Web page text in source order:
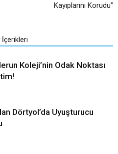
Kayıplarını Korudu”
İçerikleri
Koleji’nin Odak Noktası
Dörtyol’da Uyuşturucu